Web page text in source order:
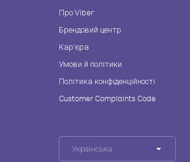
Про Viber
Брендовий центр
Кар'єра
Умови й політики
Політика конфіденційності
Customer Complaints Code
Українська